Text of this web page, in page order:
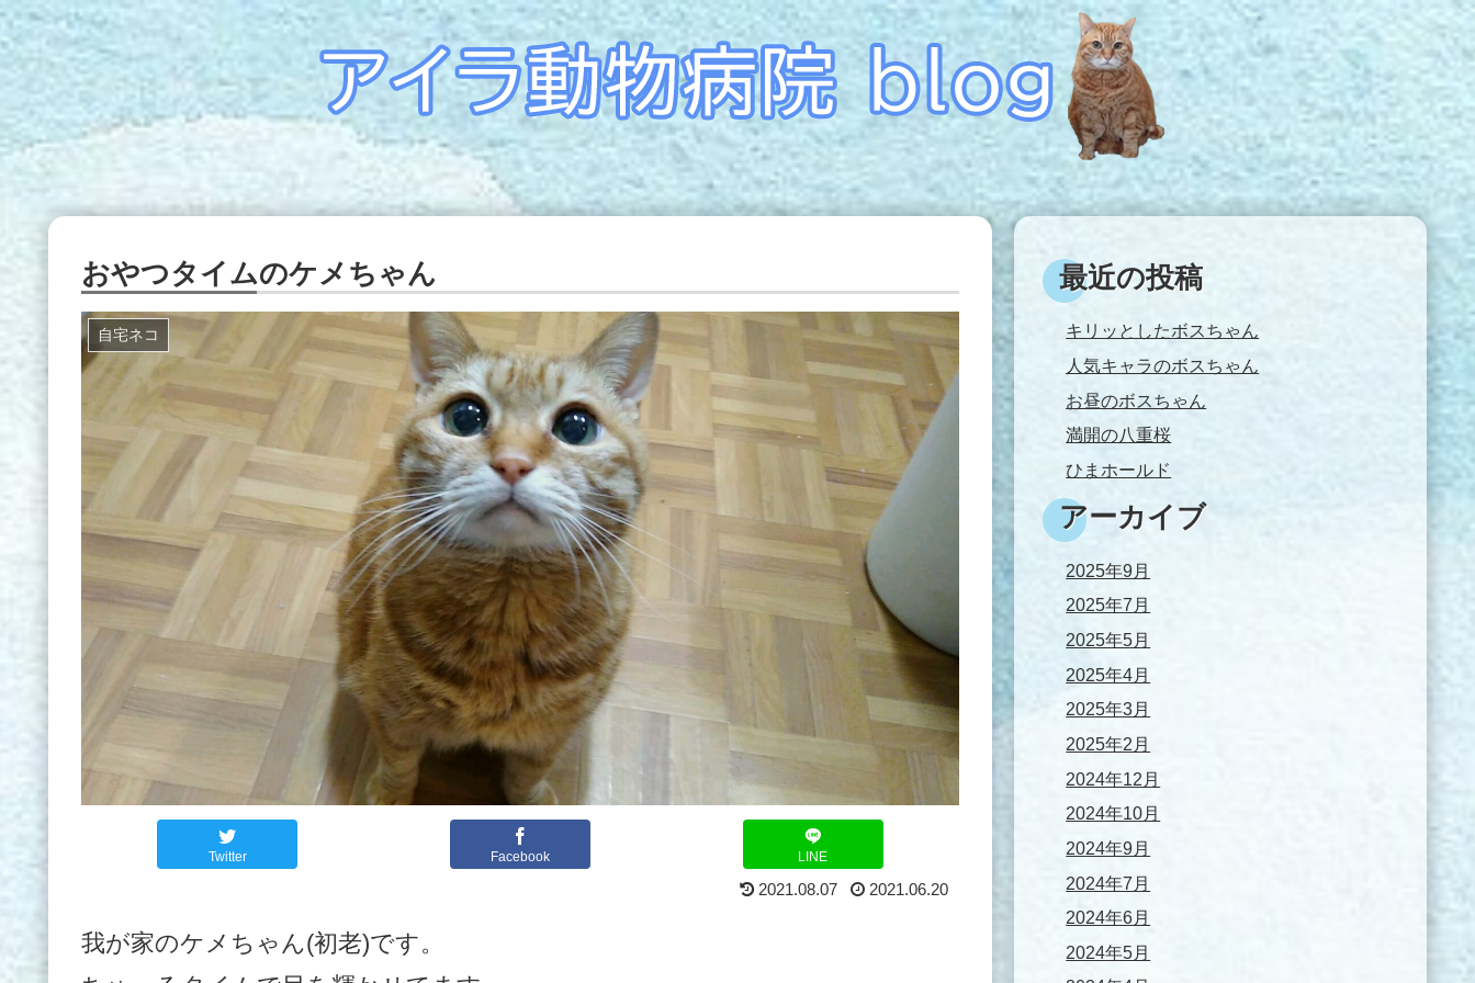
おやつタイムのケメちゃん
自宅ネコ
Twitter Facebook LINE
2021.08.07 2021.06.20
我が家のケメちゃん(初老)です。
最近の投稿
キリッとしたボスちゃん
人気キャラのボスちゃん
お昼のボスちゃん
満開の八重桜
ひまホールド
アーカイブ
2025年9月
2025年7月
2025年5月
2025年4月
2025年3月
2025年2月
2024年12月
2024年10月
2024年9月
2024年7月
2024年6月
2024年5月